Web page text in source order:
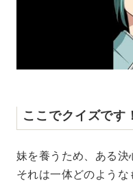
ここでクイズです！
妹を養うため、ある決
それは一体どのような